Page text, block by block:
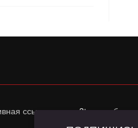
ссылка наapp2top.ru